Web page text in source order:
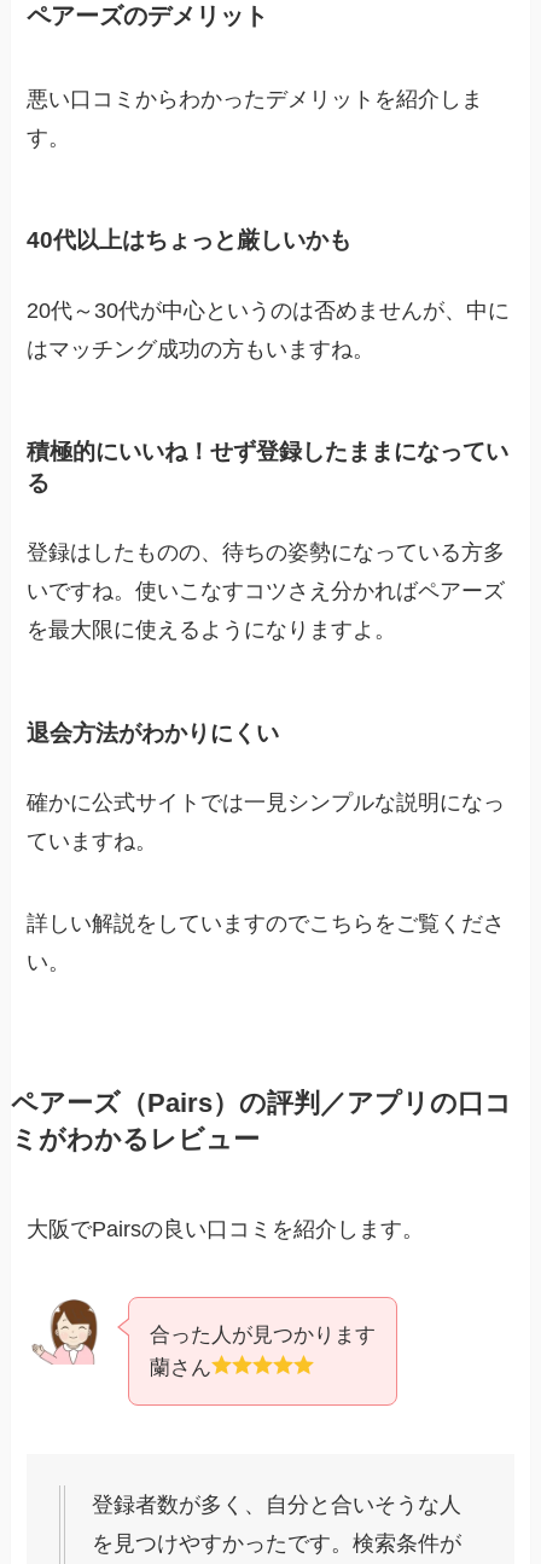
ペアーズのデメリット
悪い口コミからわかったデメリットを紹介しま
す。
40代以上はちょっと厳しいかも
20代～30代が中心というのは否めませんが、中に
はマッチング成功の方もいますね。
積極的にいいね！せず登録したままになってい
る
登録はしたものの、待ちの姿勢になっている方多
いですね。使いこなすコツさえ分かればペアーズ
を最大限に使えるようになりますよ。
退会方法がわかりにくい
確かに公式サイトでは一見シンプルな説明になっ
ていますね。
詳しい解説をしていますのでこちらをご覧くださ
い。
ペアーズ（Pairs）の評判／アプリの口コ
ミがわかるレビュー
大阪でPairsの良い口コミを紹介します。
合った人が見つかります
蘭さん
登録者数が多く、自分と合いそうな人
を見つけやすかったです。検索条件が